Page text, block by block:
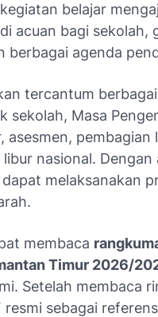
belajar
acuan bagi sekolah,
berbagai agenda
tercantum
sekolah, Masa
asesmen, pembagian
nasional.
melaksanakan
membaca
Timur 2026/
Setelah membaca
sebagai